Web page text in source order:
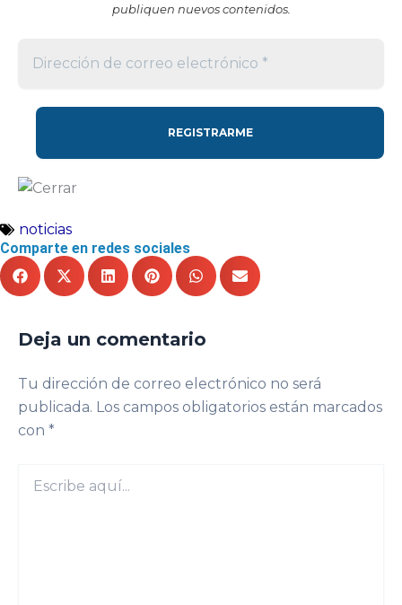
publiquen nuevos contenidos.
noticias
Comparte en redes sociales
Deja un comentario
Tu dirección de correo electrónico no será
publicada. Los campos obligatorios están marcados
con *
aquí...